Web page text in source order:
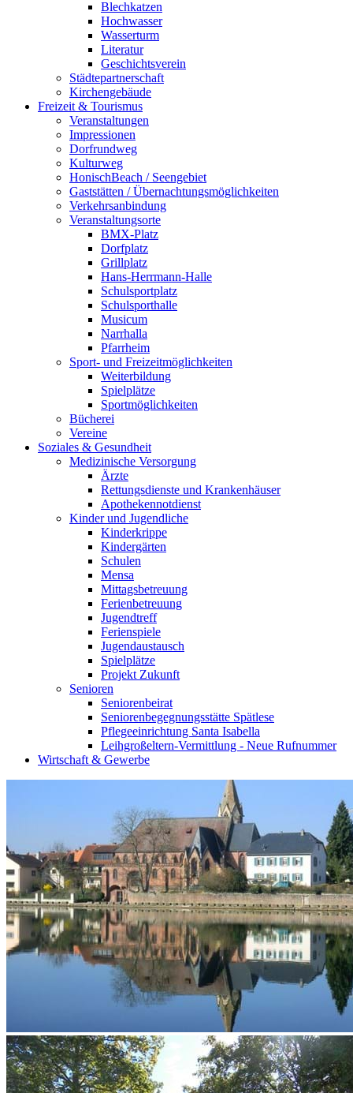
Blechkatzen
Hochwasser
Wasserturm
Literatur
Geschichtsverein
Städtepartnerschaft
Kirchengebäude
Freizeit & Tourismus
Veranstaltungen
Impressionen
Dorfrundweg
Kulturweg
HonischBeach / Seengebiet
Gaststätten / Übernachtungsmöglichkeiten
Verkehrsanbindung
Veranstaltungsorte
BMX-Platz
Dorfplatz
Grillplatz
Hans-Herrmann-Halle
Schulsportplatz
Schulsporthalle
Musicum
Narrhalla
Pfarrheim
Sport- und Freizeitmöglichkeiten
Weiterbildung
Spielplätze
Sportmöglichkeiten
Bücherei
Vereine
Soziales & Gesundheit
Medizinische Versorgung
Ärzte
Rettungsdienste und Krankenhäuser
Apothekennotdienst
Kinder und Jugendliche
Kinderkrippe
Kindergärten
Schulen
Mensa
Mittagsbetreuung
Ferienbetreuung
Jugendtreff
Ferienspiele
Jugendaustausch
Spielplätze
Projekt Zukunft
Senioren
Seniorenbeirat
Seniorenbegegnungsstätte Spätlese
Pflegeeinrichtung Santa Isabella
Leihgroßeltern-Vermittlung - Neue Rufnummer
Wirtschaft & Gewerbe